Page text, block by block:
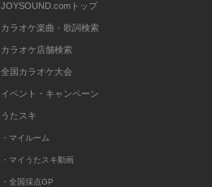
JOYSOUND.comトップ
カラオケ楽曲・歌詞検索
カラオケ店舗検索
全国カラオケ大会
イベント・キャンペーン
うたスキ
・マイルーム
・マイうたスキ動画
・全国採点GP